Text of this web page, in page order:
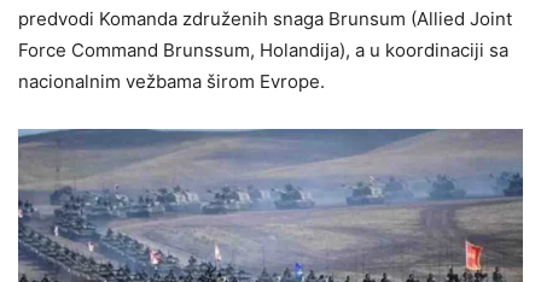
predvodi Komanda združenih snaga Brunsum (Allied Joint
Force Command Brunssum, Holandija), a u koordinaciji sa
nacionalnim vežbama širom Evrope.